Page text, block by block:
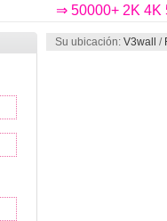
⇒ 50000+ 2K 4K
Su ubicación: V3wall /